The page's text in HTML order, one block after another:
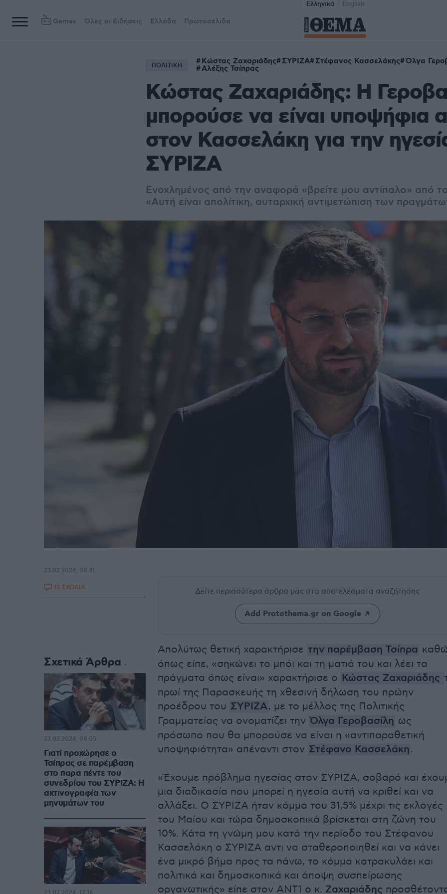
Ελληνικά English
Games Όλες οι Ειδήσεις Ελλάδα Πρωτοσέλιδα
ΠΟΛΙΤΙΚΗ Κώστας Ζαχαριάδης ΣΥΡΙΖΑ Στέφανος Κασσελάκης Όλγα
Αλέξης Τσίπρας
Κώστας Ζαχαριάδης: Η
μπορούσε να είναι υποψήφια
στον Κασσελάκη για την
ΣΥΡΙΖΑ
Ενοχλημένος από την αναφορά «βρείτε μου αντίπαλο» από
«Αυτή είναι απολίτικη, αυταρχική αντιμετώπιση των
Δείτε περισσότερα άρθρα μας στα αποτελέσματα αναζήτησης
Add Protothema.gr on Google
Απολύτως θετική χαρακτήρισε την παρέμβαση Τσίπρα
όπως είπε, «σηκώνει το μπόι και τη ματιά του και λέει τα
πράγματα όπως είναι» χαρακτήρισε ο Κώστας Ζαχαριάδης
πρωί της Παρασκευής τη χθεσινή δήλωση του πρώην
προέδρου του ΣΥΡΙΖΑ, με το μέλλος της Πολιτικής
Γραμματείας να ονοματίζει την Όλγα Γεροβασίλη ως
πρόσωπο που θα μπορούσε να είναι η «αντιπαραθετική
υποψηφιότητα» απέναντι στον Στέφανο Κασσελάκη.
«Έχουμε πρόβλημα ηγεσίας στον ΣΥΡΙΖΑ, σοβαρό και
μια διαδικασία που μπορεί η ηγεσία αυτή να κριθεί και να
αλλάξει. Ο ΣΥΡΙΖΑ ήταν κόμμα του 31,5% μέχρι τις εκλογές
του Μαίου και τώρα δημοσκοπικά βρίσκεται στη ζώνη του
10%. Κάτα τη γνώμη μου κατά την περίοδο του Στέφανου
Κασσελάκη ο ΣΥΡΙΖΑ αντι να σταθεροποιηθεί και να κάνει
ένα μικρό βήμα προς τα πάνω, το κόμμα κατρακυλάει και
πολιτικά και δημοσκοπικά και άποψη συσπείρωσης
οργανωτικής» είπε στον ΑΝΤ1 ο κ. Ζαχαριάδης
23.02.2024, 08:41
13 ΣΧΟΛΙΑ
Σχετικά Άρθρα
Γιατί προχώρησε ο
Τσίπρας σε παρέμβαση
στο παρα πέντε του
συνεδρίου του ΣΥΡΙΖΑ: Η
ακτινογραφία των
μηνυμάτων του
23.02.2024, 08:05